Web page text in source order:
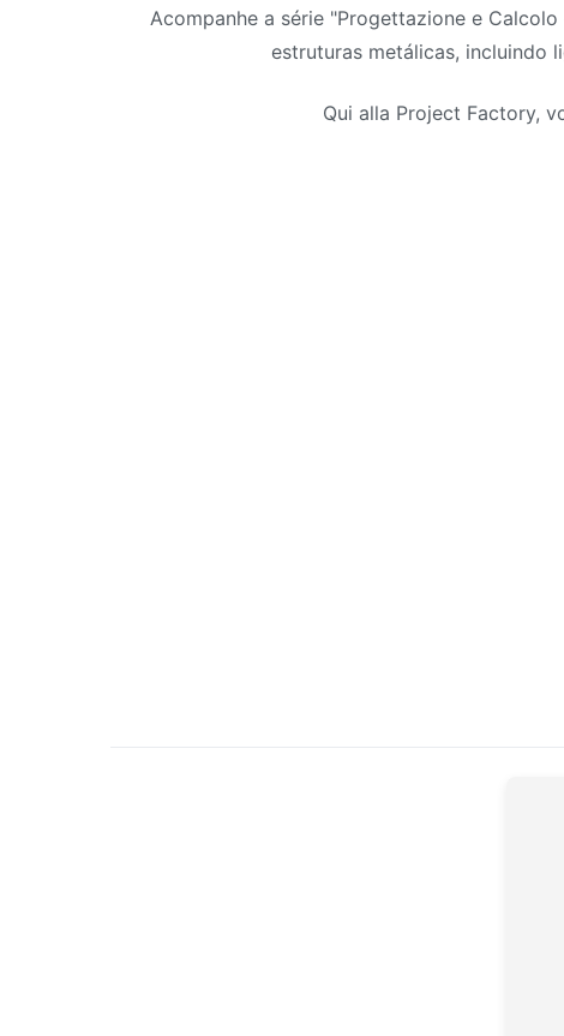
Acompanhe a série"Progettazione e
estruturas metálicas, incluindo
Qui alla Project Factory,